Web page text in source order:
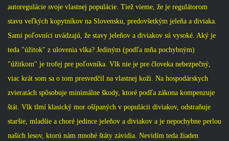
autoregulácie svoje vlastnej populácie. Tiež vieme, že je regulátorom
stavu veľkých kopytníkov na Slovensku, predovšetkým jeleňa a diviaka.
Sami poľovníci uvádzajú, že stavy jeleňov a diviakov sú vysoké. Aký je
teda "úžitok" z ulovenia vlka? Jediným (podľa mňa pochybným)
"úžitkom" je trofej pre poľovníka. Vlk nie je pre človeka nebezpečný,
viac krát som sa o tom presvedčil na vlastnej koži. Na hospodárskych
zvieratách spôsobuje minimálne škody, ktoré podľa zákona kompenzuje
štát. Vlk tlmí klasický mor ošípaných v populácii diviakov, odstraňuje
staršie, mladšie a choré jedince jeleňov a diviakov a je nepochybne perlou
našich lesov, ktorú nám mnohé štáty závidia. Nevidím teda žiaden